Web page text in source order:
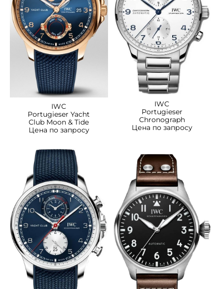
IWC
Portugieser Yacht
Club Moon & Tide
Цена по запросу
IWC
Portugieser
Chronograph
Цена по запросу